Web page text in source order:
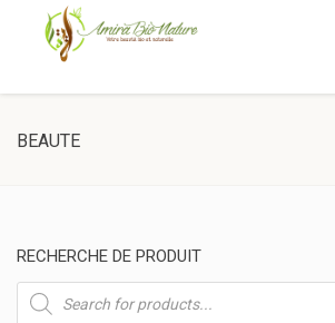
BEAUTE
RECHERCHE DE PRODUIT
Recherche
de
produits